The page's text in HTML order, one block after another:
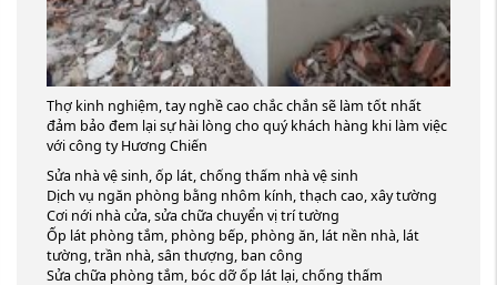
Thợ kinh nghiệm, tay nghề cao chắc chắn sẽ làm tốt nhất
đảm bảo đem lại sự hài lòng cho quý khách hàng khi làm việc
với công ty Hương Chiến
Sửa nhà vệ sinh, ốp lát, chống thấm nhà vệ sinh
Dịch vụ ngăn phòng bằng nhôm kính, thạch cao, xây tường
Cơi nới nhà cửa, sửa chữa chuyển vị trí tường
Ốp lát phòng tắm, phòng bếp, phòng ăn, lát nền nhà, lát
tường, trần nhà, sân thượng, ban công
Sửa chữa phòng tắm, bóc dỡ ốp lát lại, chống thấm